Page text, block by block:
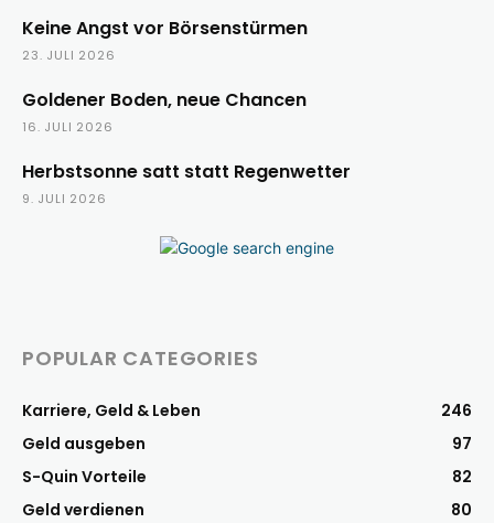
Keine Angst vor Börsenstürmen
23. JULI 2026
Goldener Boden, neue Chancen
16. JULI 2026
Herbstsonne satt statt Regenwetter
9. JULI 2026
POPULAR CATEGORIES
Karriere, Geld & Leben
246
Geld ausgeben
97
S-Quin Vorteile
82
Geld verdienen
80